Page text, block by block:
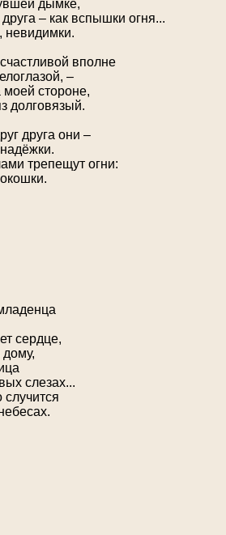
дымке,
– как вспышки огня...
невидимки.
вполне
–
стороне,
долговязый.
друга они –
трепещут огни:
сердце,
слезах...
случится